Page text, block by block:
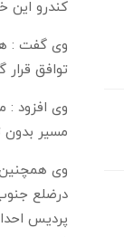
کندرو این
وی گفت :
توافق قرار
وی افزود :
مسیر بدون
وی همچنین
درضلع
پردیس